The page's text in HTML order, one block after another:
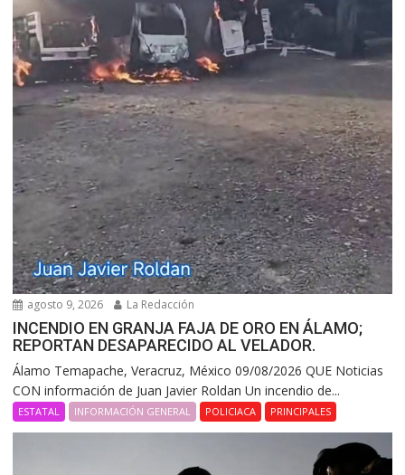
agosto 9, 2026 La Redacción
INCENDIO EN GRANJA FAJA DE ORO EN ÁLAMO;
REPORTAN DESAPARECIDO AL VELADOR.
Álamo Temapache, Veracruz, México 09/08/2026 QUE Noticias
CON información de Juan Javier Roldan Un incendio de...
ESTATAL INFORMACIÓN GENERAL POLICIACA PRINCIPALES